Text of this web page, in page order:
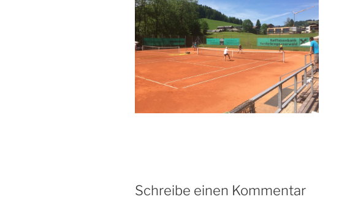
Schreibe einen Kommentar